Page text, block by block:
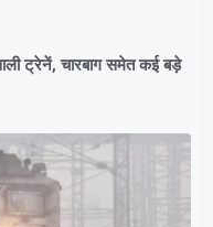
ट्रेनें, चारबाग समेत कई बड़े